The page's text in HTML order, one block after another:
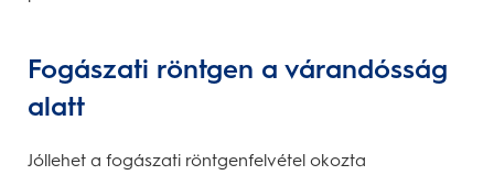
Fogászati röntgen a várandósság
alatt
Jóllehet a fogászati röntgenfelvétel okozta